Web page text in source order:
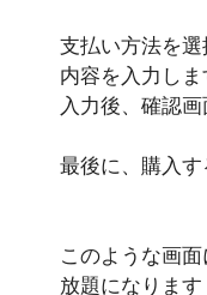
支払い方法を選
内容を入力しま
入力後、確認画
最後に、購入す
このような画
放題になります